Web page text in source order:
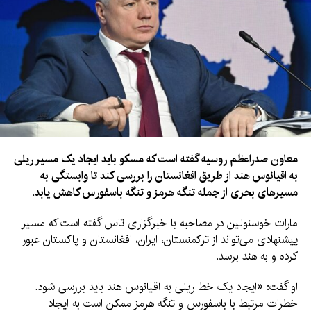
معاون صدراعظم روسیه گفته است که مسکو باید ایجاد یک مسیر ریلی
به اقیانوس هند از طریق افغانستان را بررسی کند تا وابستگی به
مسیرهای بحری از جمله تنگه هرمز و تنگه باسفورس کاهش یابد.
مارات خوسنولین در مصاحبه با خبرگزاری تاس گفته است که مسیر
پیشنهادی می‌تواند از ترکمنستان، ایران، افغانستان و پاکستان عبور
کرده و به هند برسد.
او گفت: «ایجاد یک خط ریلی به اقیانوس هند باید بررسی شود.
خطرات مرتبط با باسفورس و تنگه هرمز ممکن است به ایجاد